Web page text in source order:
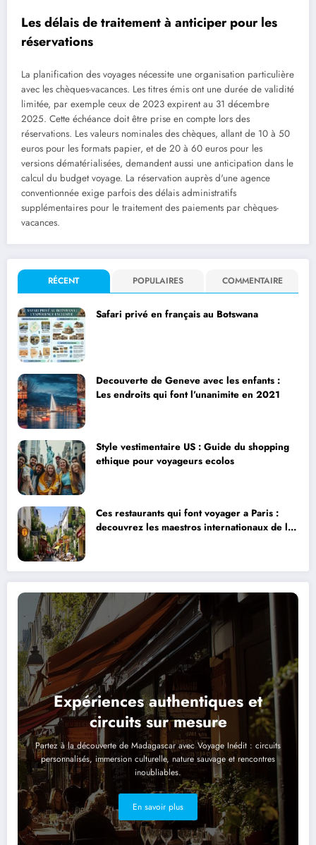
Les délais de traitement à anticiper pour les
réservations
La planification des voyages nécessite une organisation particulière
avec les chèques-vacances. Les titres émis ont une durée de validité
limitée, par exemple ceux de 2023 expirent au 31 décembre
2025. Cette échéance doit être prise en compte lors des
réservations. Les valeurs nominales des chèques, allant de 10 à 50
euros pour les formats papier, et de 20 à 60 euros pour les
versions dématérialisées, demandent aussi une anticipation dans le
calcul du budget voyage. La réservation auprès d'une agence
conventionnée exige parfois des délais administratifs
supplémentaires pour le traitement des paiements par chèques-
vacances.
RÉCENT POPULAIRES COMMENTAIRE
Safari privé en français au Botswana
Decouverte de Geneve avec les enfants :
Les endroits qui font l’unanimite en 2021
Style vestimentaire US : Guide du shopping
ethique pour voyageurs ecolos
Ces restaurants qui font voyager a Paris :
decouvrez les maestros internationaux de la
Expériences authentiques et
circuits sur mesure
Partez à la découverte de Madagascar avec Voyage Inédit : circuits
personnalisés, immersion culturelle, nature sauvage et rencontres
inoubliables.
En savoir plus